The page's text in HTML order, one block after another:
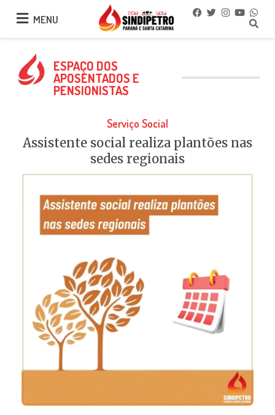
MENU
MENU
ESPAÇO DOS
APOSENTADOS E
PENSIONISTAS
Serviço Social
Assistente social realiza plantões nas
sedes regionais